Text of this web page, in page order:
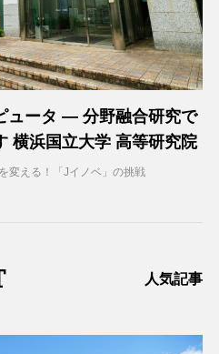
ュータ ― 分野融合研究で
横浜国立大学 高等研究院
変える！「Jイノベ」の挑戦
人気記事